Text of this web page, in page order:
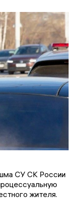
СУ СК России
жителя.